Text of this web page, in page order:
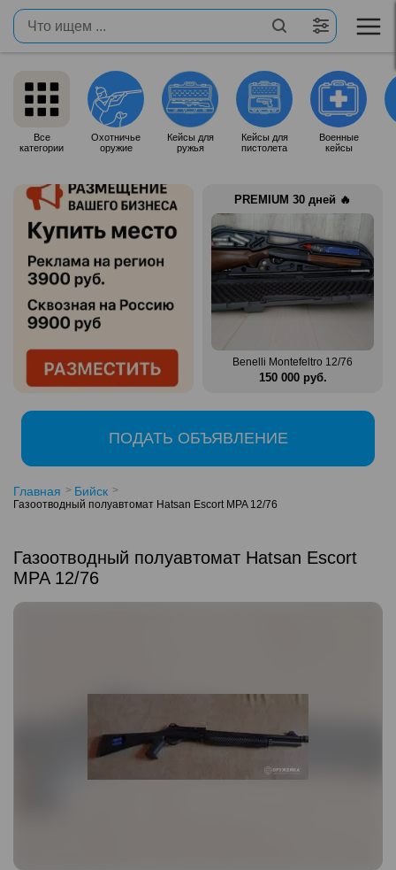
Все
категории
Охотничье
оружие
Кейсы для
ружья
Кейсы для
пистолета
Военные
кейсы
PREMIUM 30 дней 🔥
Продам итальянское ружье
Silma M70
80 000 руб.
Benelli Montefeltro 12/76
150 000 руб.
ПОДАТЬ ОБЪЯВЛЕНИЕ
Главная Бийск
Газоотводный полуавтомат Hatsan Escort MPA 12/76
Газоотводный полуавтомат Hatsan Escort
MPA 12/76